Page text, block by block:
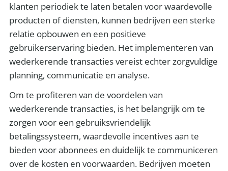
klanten periodiek te laten betalen voor waardevolle
producten of diensten, kunnen bedrijven een sterke
relatie opbouwen en een positieve
gebruikerservaring bieden. Het implementeren van
wederkerende transacties vereist echter zorgvuldige
planning, communicatie en analyse.
Om te profiteren van de voordelen van
wederkerende transacties, is het belangrijk om te
zorgen voor een gebruiksvriendelijk
betalingssysteem, waardevolle incentives aan te
bieden voor abonnees en duidelijk te communiceren
over de kosten en voorwaarden. Bedrijven moeten